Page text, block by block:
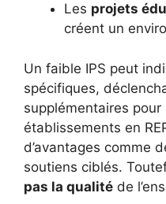
Les projets
créent un
Un faible IPS peut
spécifiques,
supplémentaires pour
établissements en
d’avantages comme
soutiens ciblés.
pas la qualité de